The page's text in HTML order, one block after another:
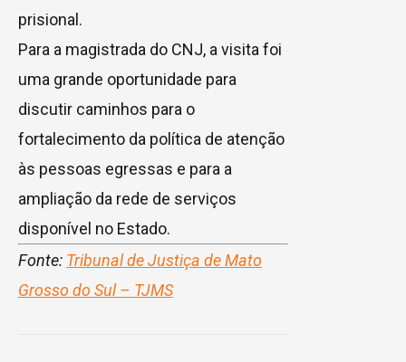
prisional.
Para a magistrada do CNJ, a visita foi
uma grande oportunidade para
discutir caminhos para o
fortalecimento da política de atenção
às pessoas egressas e para a
ampliação da rede de serviços
disponível no Estado.
Fonte: Tribunal de Justiça de Mato
Grosso do Sul – TJMS